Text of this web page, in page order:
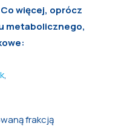
Co więcej, oprócz
metabolicznego,
,
frakcją